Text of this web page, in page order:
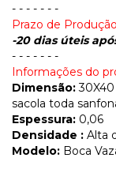
- - - - - - -
Prazo de
-20 dias úteis
- - - - - - -
Informações do
Dimensão:
sacola toda
Espessura: 0,06
Densidade : Alta
Modelo: Boca